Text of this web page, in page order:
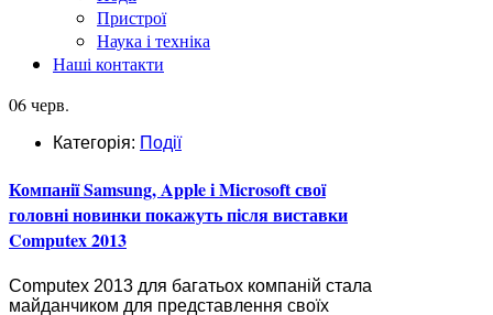
Пристрої
Наука і техніка
Наші контакти
06 черв.
Категорія: Події
Компанії Samsung, Apple і Microsoft свої
головні новинки покажуть після виставки
Computex 2013
Computex 2013 для багатьох компаній стала
майданчиком для представлення своїх